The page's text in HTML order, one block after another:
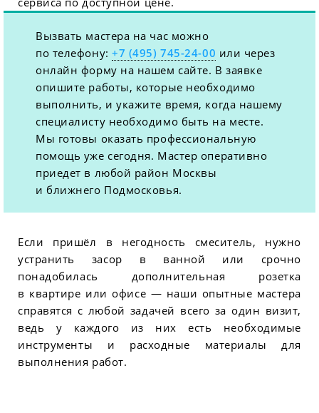
Вызвать мастера на час можно
по телефону:+7 (495) 745-24-00 или через
онлайн форму на нашем сайте. В заявке
опишите работы, которые необходимо
выполнить, и укажите время, когда нашему
специалисту необходимо быть на месте.
Мы готовы оказать профессиональную
помощь уже сегодня. Мастер оперативно
приедет в любой район Москвы
и ближнего Подмосковья.
Если пришёл в негодность смеситель, нужно
устранить засор в ванной или срочно
понадобилась дополнительная розетка
в квартире или офисе — наши опытные мастера
справятся с любой задачей всего за один визит,
ведь у каждого из них есть необходимые
инструменты и расходные материалы для
выполнения работ.